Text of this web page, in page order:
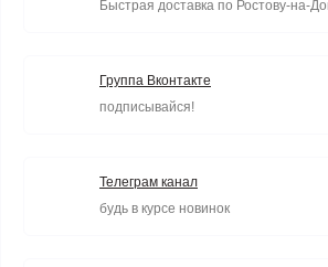
Быстрая доставка по Ростову-на-
Группа Вконтакте
подписывайся!
Телеграм канал
будь в курсе новинок